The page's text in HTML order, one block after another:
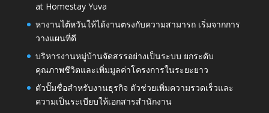
at Homestay Yuva
หางานไต้หวันให้ได้งานตรงกับความสามารถ เริ่มจากการ
วางแผนที่ดี
บริหารงานหมู่บ้านจัดสรรอย่างเป็นระบบ ยกระดับ
คุณภาพชีวิตและเพิ่มมูลค่าโครงการในระยะยาว
ตัวปั๊มชื่อสำหรับงานธุรกิจ ตัวช่วยเพิ่มความรวดเร็วและ
ความเป็นระเบียบให้เอกสารสำนักงาน